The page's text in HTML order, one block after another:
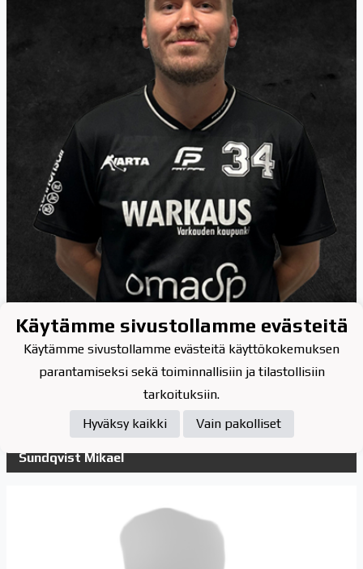
Sundqvist Mikael
Käytämme sivustollamme evästeitä
Käytämme sivustollamme evästeitä käyttökokemuksen
parantamiseksi sekä toiminnallisiin ja tilastollisiin
tarkoituksiin.
Hyväksy kaikki
Vain pakolliset